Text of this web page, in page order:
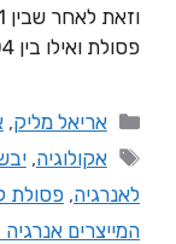
פסולת ואילו בין 2004 …
אריאל מליק,
אקולוגיה,
לאנרגיה, פסולת
המייצרים